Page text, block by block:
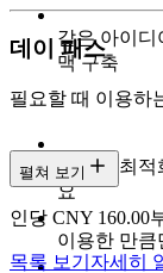
같은 아이디
맥 구축
데이 패스
필요할 때 이용하
집중에 최적
요
이용한 만큼
펼쳐 보기
인당 CNY 160.00
목록 보기 자세히